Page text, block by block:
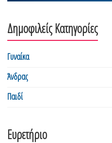
Δημοφιλείς Κατηγορίες
Γυναίκα
Άνδρας
Παιδί
Ευρετήριο